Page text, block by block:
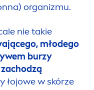
organizmu.
nie takie
młodego
burzy
łojowe w skórze